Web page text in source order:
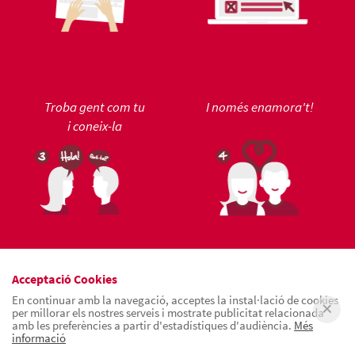
Troba gent com tu
i coneix-la
I només enamora't!
Acceptació Cookies
En continuar amb la navegació, acceptes la instal·lació de cookies
per millorar els nostres serveis i mostrate publicitat relacionada
amb les preferències a partir d'estadístiques d'audiència. Més
informació